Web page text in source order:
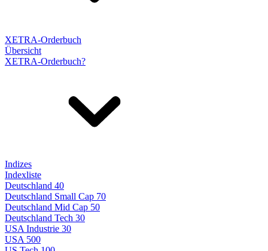
XETRA-Orderbuch
Übersicht
XETRA-Orderbuch?
Indizes
Indexliste
Deutschland 40
Deutschland Small Cap 70
Deutschland Mid Cap 50
Deutschland Tech 30
USA Industrie 30
USA 500